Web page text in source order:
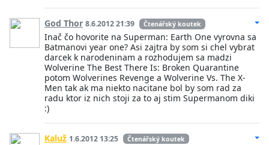
God Thor 8.6.2012 21:39 Čtenářský koutek
Inač čo hovorite na Superman: Earth One vyrovna sa
Batmanovi year one? Asi zajtra by som si chel vybrat
darcek k narodeninam a rozhodujem sa madzi
Wolverine The Best There Is: Broken Quarantine
potom Wolverines Revenge a Wolverine Vs. The X-
Men tak ak ma niekto nacitane bol by som rad za
radu ktor iz nich stoji za to aj stim Supermanom diki
:)
Kaluž 1.6.2012 13:25 Čtenářský koutek